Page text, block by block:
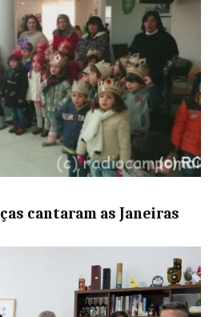
cantaram as Janeiras